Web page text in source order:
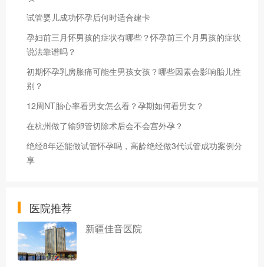
试管婴儿成功怀孕后何时适合建卡
孕妇前三月怀男孩的症状有哪些？怀孕前三个月男孩的症状
说法靠谱吗？
初期怀孕乳房胀痛可能生男孩女孩？哪些因素会影响胎儿性
别？
12周NT胎心率看男女怎么看？孕期如何看男女？
在杭州做了输卵管切除术后会不会宫外孕？
绝经8年还能做试管怀孕吗，高龄绝经做3代试管成功案例分
享
医院推荐
新疆佳音医院